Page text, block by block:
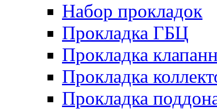
Набор прокладок
Прокладка ГБЦ
Прокладка
Прокладка
Прокладка